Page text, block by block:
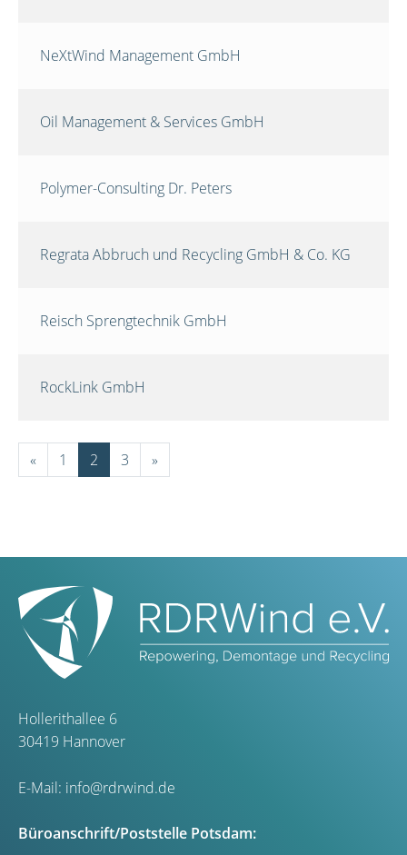
NeXtWind Management GmbH
Oil Management & Services GmbH
Polymer-Consulting Dr. Peters
Regrata Abbruch und Recycling GmbH & Co. KG
Reisch Sprengtechnik GmbH
RockLink GmbH
« 1 2 3 »
Hollerithallee 6
30419 Hannover
E-Mail: info@rdrwind.de
Büroanschrift/Poststelle Potsdam: